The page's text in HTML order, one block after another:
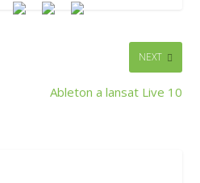
NEXT
Ableton a lansat Live 10